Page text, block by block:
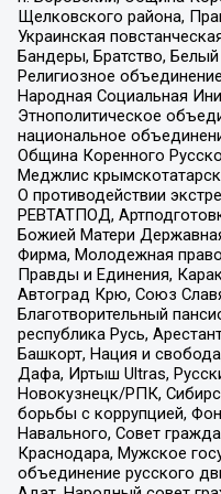
Щелковского района,
Украинская
Бандеры, Братство,
Религиозное
Народная Социальная
Этнополитическое
национальное
Община Коренного
Меджлис
О противодействии
РЕВТАТПОД,
Божией Матери
Фирма, Молодежная
Правды и Единения,
Автоград Крю, Союз
Благотворительный
республика Русь,
Башкорт, Нация и
Дафа, Иртыш Ultras,
Новокузнецк/РПК,
борьбы с коррупцией,
Навального, Совет
Краснодара, Мужское
объединение русского